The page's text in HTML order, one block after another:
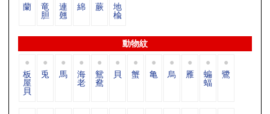
蘭 竜
胆
連
翹
綿 蕨 地
楡
動物紋
板
屋
貝
兎 馬 海
老
鴛
鴦
貝 蟹 亀 烏 雁 蝙
蝠
鷺